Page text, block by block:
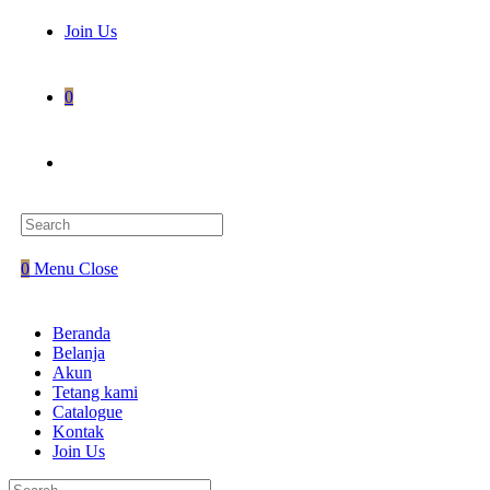
Join Us
0
website
0 Menu Close
Beranda
Belanja
Akun
Tetang kami
Catalogue
Kontak
Join Us